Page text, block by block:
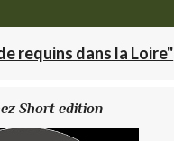
requins dans la Loire"
Short edition